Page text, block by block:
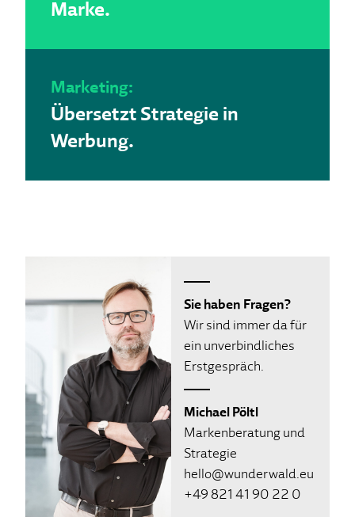
Marke.
Marketing:
Übersetzt Strategie in
Werbung.
Sie haben Fragen?
Wir sind immer da für
ein unverbindliches
Erstgespräch.
Michael Pöltl
Markenberatung und
Strategie
hello@wunderwald.eu
+49 821 41 90 22 0